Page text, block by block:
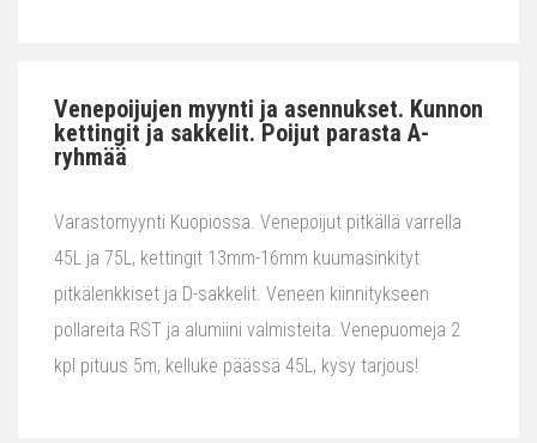
Venepoijujen myynti ja asennukset. Kunnon
kettingit ja sakkelit. Poijut parasta A-
ryhmää
Varastomyynti Kuopiossa. Venepoijut pitkällä varrella
45L ja 75L, kettingit 13mm-16mm kuumasinkityt
pitkälenkkiset ja D-sakkelit. Veneen kiinnitykseen
pollareita RST ja alumiini valmisteita. Venepuomeja 2
kpl pituus 5m, kelluke päässä 45L, kysy tarjous!